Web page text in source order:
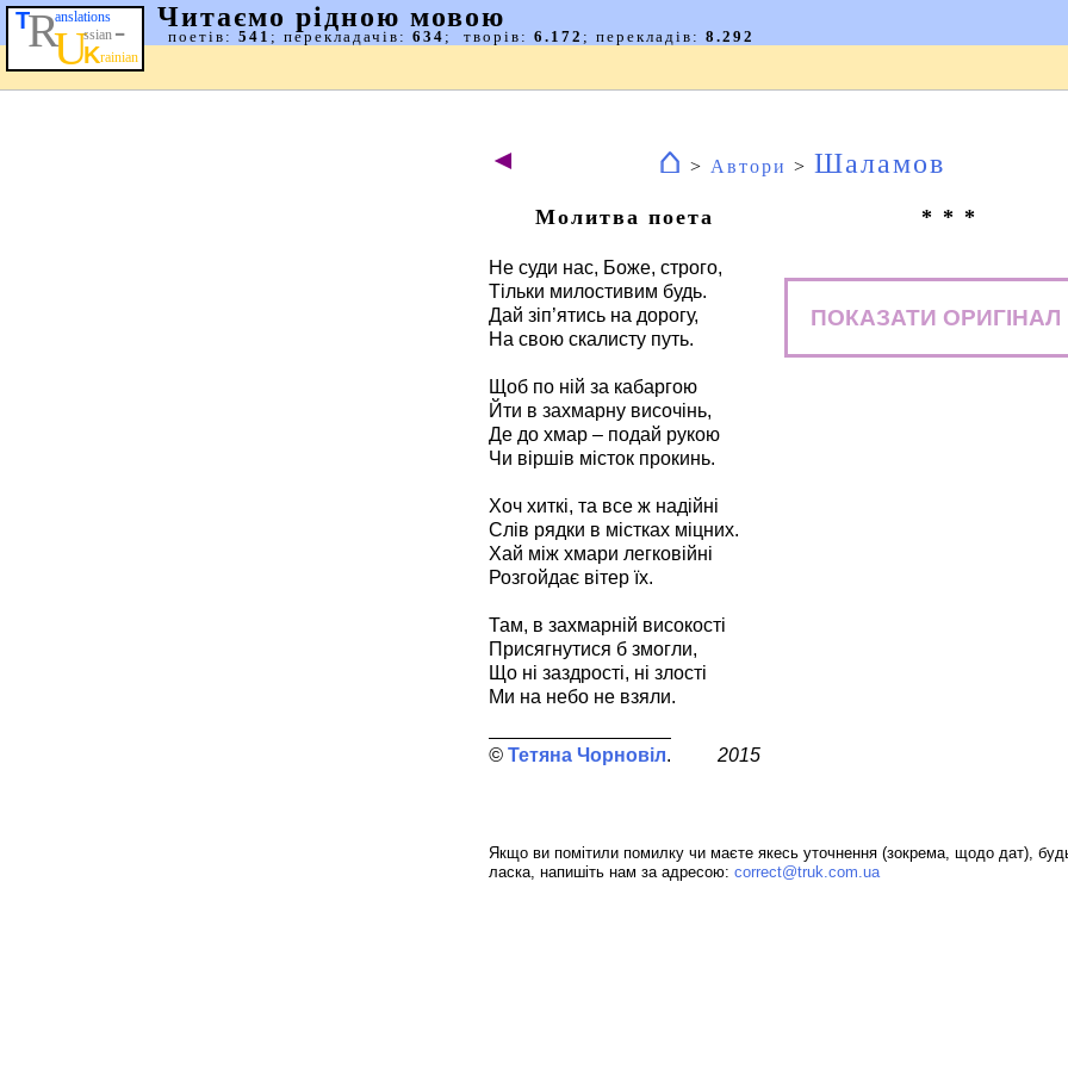
◄ ⌂ > Автори > Шаламов
Молитва поета
Не суди нас, Боже, строго,
Тільки милостивим будь.
Дай зіп’ятись на дорогу,
На свою скалисту путь.
Щоб по ній за кабаргою
Йти в захмарну височінь,
Де до хмар – подай рукою
Чи віршів місток прокинь.
Хоч хиткі, та все ж надійні
Слів рядки в містках міцних.
Хай між хмари легковійні
Розгойдає вітер їх.
Там, в захмарній високості
Присягнутися б змогли,
Що ні заздрості, ні злості
Ми на небо не взяли.
Тетяна Чорновіл 2015
* * *
ПОКАЗАТИ ОРИГІНАЛ
Якщо ви помітили помилку чи маєте якесь уточнення (зокрема, щодо дат),
ласка, напишіть нам за адресою: correct@truk.com.ua